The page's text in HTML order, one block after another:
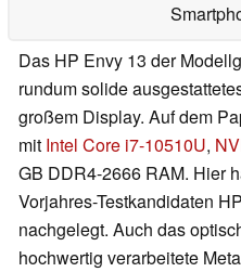
Das HP Envy 13 der
rundum solide
großem Display. Auf dem
mit Intel Core i7-10510U,
GB DDR4-2666 RAM. Hier
Vorjahres-Testkandidaten
nachgelegt. Auch das
hochwertig verarbeitete